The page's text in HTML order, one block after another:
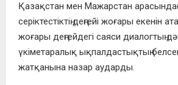
Қазақстан мен Мажарстан
серіктестіктің деңгейі жоғары екенін
жоғары деңгейдегі саяси диалогтың
үкіметаралық ықпалдастықтың
жатқанына назар аударды.